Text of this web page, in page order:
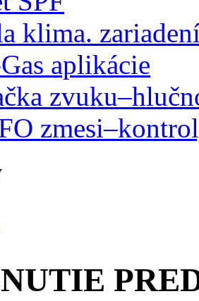
klima.
aplikácie